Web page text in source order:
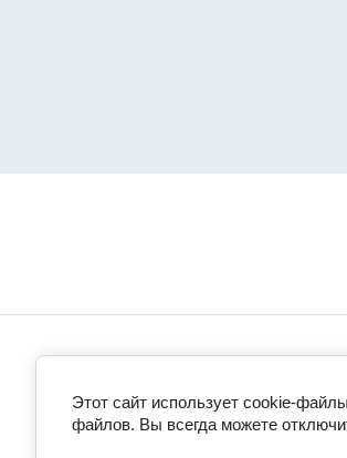
Этот сайт использует cookie-
файлов. Вы всегда можете